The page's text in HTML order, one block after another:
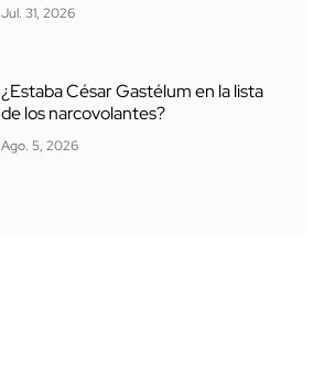
Jul. 31, 2026
¿Estaba César Gastélum en la lista
de los narcovolantes?
Ago. 5, 2026